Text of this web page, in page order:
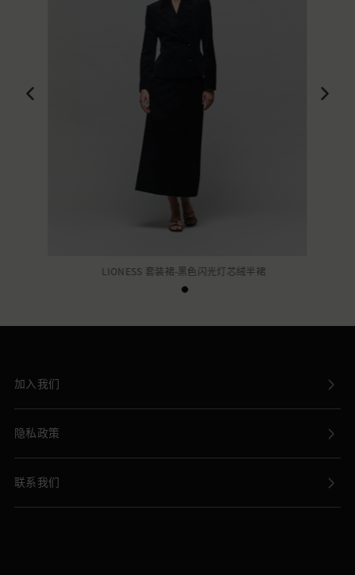
LIONESS 套装裙-黑色闪光灯芯绒半裙
加入我们
隐私政策
联系我们